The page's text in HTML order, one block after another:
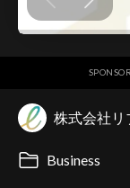
株式会社リ
Business